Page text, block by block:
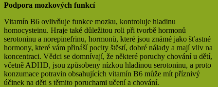
Podpora mozkových funkcí
Vitamín B6 ovlivňuje funkce mozku, kontroluje hladinu
homocysteinu. Hraje také důležitou roli při tvorbě hormonů
serotoninu a norepinefrinu, hormonů, které jsou známé jako šťastné
hormony, které vám přináší pocity štěstí, dobré nálady a mají vliv na
koncentraci. Vědci se domnívají, že některé poruchy chování u dětí,
včetně ADHD, jsou způsobeny nízkou hladinou serotoninu, a proto
konzumace potravin obsahujících vitamín B6 může mít příznivý
účinek na děti s těmito poruchami učení a chování.